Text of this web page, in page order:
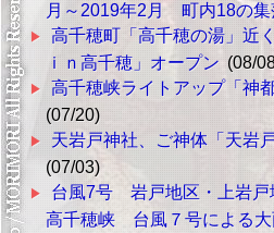
月～2019年2月 町内18の集
高千穂町「高千穂の湯」近
ｉｎ高千穂」オープン (08/
高千穂峡ライトアップ「神
(07/20)
天岩戸神社、ご神体「天岩
(07/03)
台風7号 岩戸地区・上岩戸
高千穂峡 台風７号による大